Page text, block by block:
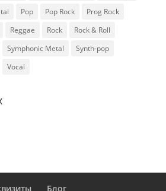
Pop Pop Rock
Prog Rock
Reggae Rock
Rock & Roll
Symphonic Metal
Synth-pop
Vocal
Блог